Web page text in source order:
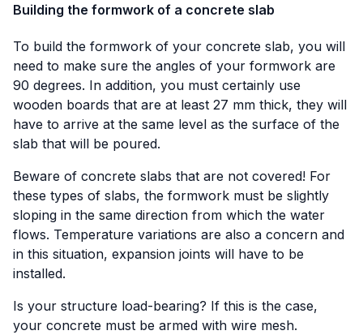
Building the formwork of a concrete slab
To build the formwork of your concrete slab, you will
need to make sure the angles of your formwork are
90 degrees. In addition, you must certainly use
wooden boards that are at least 27 mm thick, they will
have to arrive at the same level as the surface of the
slab that will be poured.
Beware of concrete slabs that are not covered! For
these types of slabs, the formwork must be slightly
sloping in the same direction from which the water
flows. Temperature variations are also a concern and
in this situation, expansion joints will have to be
installed.
Is your structure load-bearing? If this is the case,
your concrete must be armed with wire mesh.